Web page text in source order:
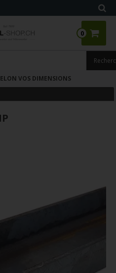
0
VOS DIMENSIONS